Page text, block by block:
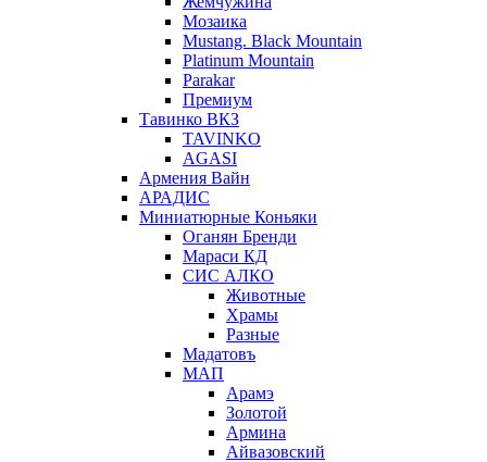
Мозаика
Mustang. Black Mountain
Platinum Mountain
Parakar
Премиум
Тавинко ВКЗ
TAVINKO
AGASI
Армения Вайн
АРАДИС
Миниатюрные Коньяки
Оганян Бренди
Мараси КД
СИС АЛКО
Животные
Храмы
Разные
Мадатовъ
МАП
Арамэ
Золотой
Армина
Айвазовский